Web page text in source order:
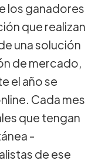
los ganadores
que realizan
una solución
de mercado,
el año se
Cada mes
que tengan
-
de ese